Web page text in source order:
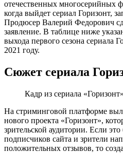
отечественных многосерийных
когда выйдет сериал Горизонт,
Продюсер Валерий Федорович
заявление. В таблице ниже
выхода первого сезона сериала
2021 году.
Сюжет сериала
Кадр из сериала «Горизонт»
На стриминговой платформе
нового проекта «Горизонт»,
зрительской аудитории. Если
подписчиков сайта и зрители
положительных отзывов, то